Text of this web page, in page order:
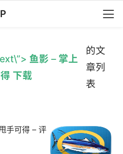
鱼影 – 掌上
下载
的文
章列
表
可得 – 评